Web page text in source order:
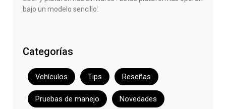
bajo un modelo sencillo:
Categorías
Vehículos Tips Reseñas
Pruebas de manejo Novedades